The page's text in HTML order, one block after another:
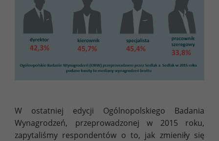
W ostatniej edycji Ogólnopolskiego Badania
Wynagrodzeń, przeprowadzonej w 2015 roku,
zapytaliśmy respondentów o to, jak zmieniły się